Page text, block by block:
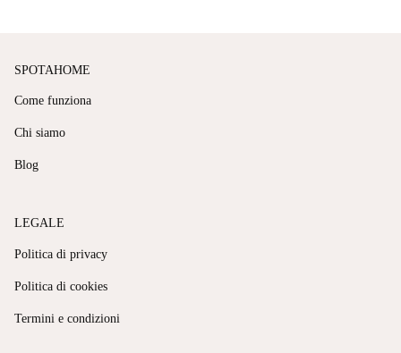
SPOTAHOME
Come funziona
Chi siamo
Blog
LEGALE
Politica di privacy
Politica di cookies
Termini e condizioni